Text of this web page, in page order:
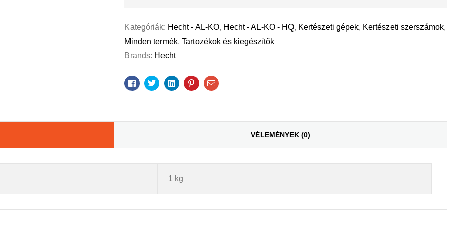
Kategóriák: Hecht - AL-KO, Hecht - AL-KO - HQ, Kertészeti gépek, Kertészeti szerszámok,
Minden termék,Tartozékok és kiegészítők
Brands: Hecht
Facebook
TwitterLinkedinPinterestEmail
VÉLEMÉNYEK (0)
1 kg